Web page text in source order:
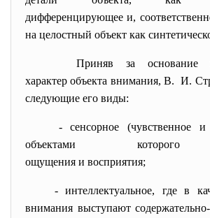
дифференцирующее и,
на целостный объект как
Приняв за основание
характер объекта внимания, В. И.
следующие его виды:
- сенсорное (чувственное и
объектами которого
ощущения и восприятия;
- интеллектуальное, где в
внимания выступают